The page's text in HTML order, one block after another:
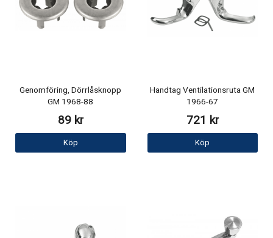
Genomföring, Dörrlåsknopp
GM 1968-88
89 kr
Köp
Handtag Ventilationsruta GM
1966-67
721 kr
Köp